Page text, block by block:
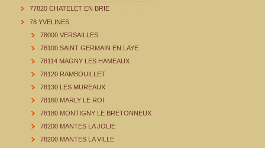
77820 CHATELET EN BRIE
78 YVELINES
78000 VERSAILLES
78100 SAINT GERMAIN EN LAYE
78114 MAGNY LES HAMEAUX
78120 RAMBOUILLET
78130 LES MUREAUX
78160 MARLY LE ROI
78180 MONTIGNY LE BRETONNEUX
78200 MANTES LA JOLIE
78200 MANTES LA VILLE